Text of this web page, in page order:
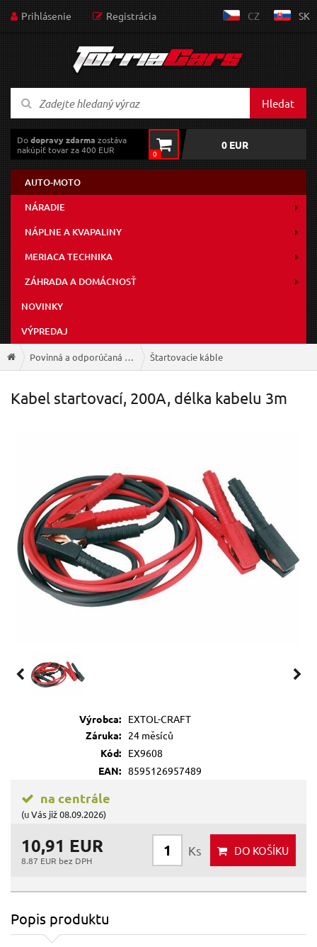
Prihlásenie Registrácia CZ SK
Hledat
Dodopravy zdarma zostáva
nakúpiť tovar za 400 EUR
0
0 EUR
AUTO-MOTO
NÁRADIE
NÁPLNE A KVAPALINY
MERIACA TECHNIKA
ZÁHRADA A DOMÁCNOSŤ
NOVINKY
VÝPREDAJ
Povinná a odporúčaná výbava Štartovacie káble
Kabel startovací, 200A, délka kabelu 3m
Výrobca:
EXTOL-CRAFT
Záruka:
24 měsíců
Kód:
EX9608
EAN: 8595126957489
na centrále
(u Vás již 08.09.2026)
10,91 EUR
8.87 EUR bez DPH
Ks DO KOŠÍKU
Popis produktu